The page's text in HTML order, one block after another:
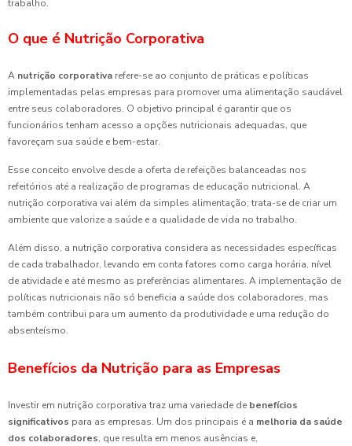
trabalho.
O que é Nutrição Corporativa
A nutrição corporativa refere-se ao conjunto de práticas e políticas
implementadas pelas empresas para promover uma alimentação saudável
entre seus colaboradores. O objetivo principal é garantir que os
funcionários tenham acesso a opções nutricionais adequadas, que
favoreçam sua saúde e bem-estar.
Esse conceito envolve desde a oferta de refeições balanceadas nos
refeitórios até a realização de programas de educação nutricional. A
nutrição corporativa vai além da simples alimentação; trata-se de criar um
ambiente que valorize a saúde e a qualidade de vida no trabalho.
Além disso, a nutrição corporativa considera as necessidades específicas
de cada trabalhador, levando em conta fatores como carga horária, nível
de atividade e até mesmo as preferências alimentares. A implementação de
políticas nutricionais não só beneficia a saúde dos colaboradores, mas
também contribui para um aumento da produtividade e uma redução do
absenteísmo.
Benefícios da Nutrição para as Empresas
Investir em nutrição corporativa traz uma variedade de benefícios
significativos para as empresas. Um dos principais é a melhoria da saúde
dos colaboradores, que resulta em menos ausências e,